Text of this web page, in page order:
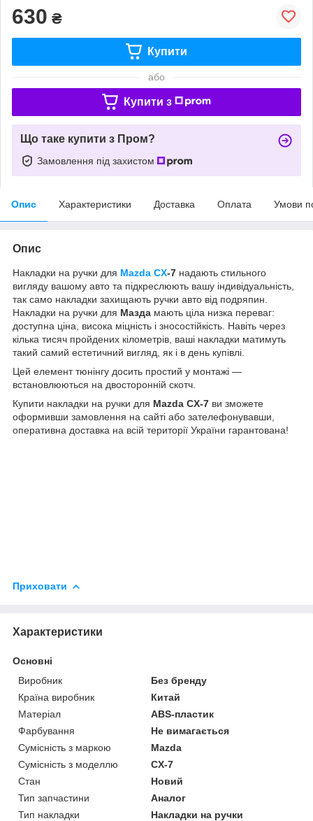
630 ₴
Купити
або
Купити з
Що таке купити з Пром?
Замовлення під захистом
Опис Характеристики Доставка Оплата Умови
Опис
Накладки на ручки для Mazda CX-7 надають стильного
вигляду вашому авто та підкреслюють вашу індивідуальність,
так само накладки захищають ручки авто від подряпин.
Накладки на ручки для Мазда мають ціла низка переваг:
доступна ціна, висока міцність і зносостійкість. Навіть через
кілька тисяч пройдених кілометрів, ваші накладки матимуть
такий самий естетичний вигляд, як і в день купівлі.
Цей елемент тюнінгу досить простий у монтажі —
встановлюються на двосторонній скотч.
Купити накладки на ручки для Mazda CX-7 ви зможете
оформивши замовлення на сайті або зателефонувавши,
оперативна доставка на всій території України гарантована!
Приховати
Характеристики
Основні
Виробник
Без бренду
Країна виробник
Китай
Матеріал
ABS-пластик
Фарбування
Не вимагається
Сумісність з маркою
Mazda
Сумісність з моделлю
CX-7
Стан
Новий
Тип запчастини
Аналог
Тип накладки
Накладки на ручки